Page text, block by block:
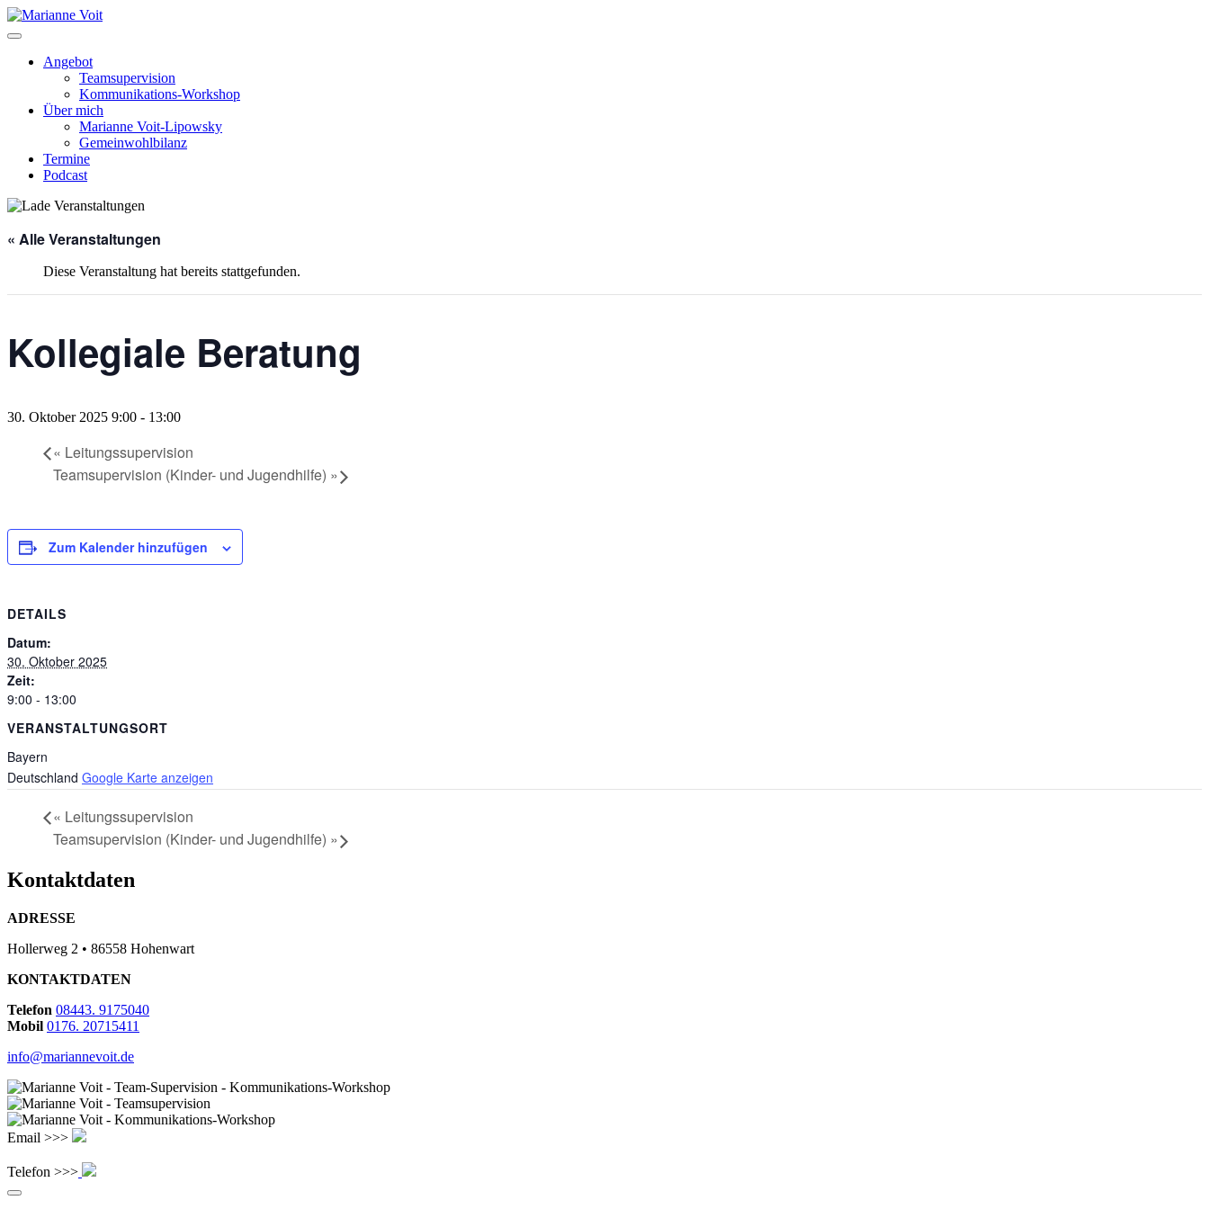
Skip
to
Angebot
Teamsupervision
Kommunikations-Workshop
Über mich
Marianne Voit-Lipowsky
Gemeinwohlbilanz
Termine
Podcast
« Alle Veranstaltungen
Diese Veranstaltung hat bereits stattgefunden.
Kollegiale Beratung
30. Oktober 2025 9:00 - 13:00
« Leitungssupervision
Teamsupervision (Kinder- und Jugendhilfe) »
Zum Kalender hinzufügen
DETAILS
Datum:
30. Oktober 2025
Zeit:
9:00 - 13:00
VERANSTALTUNGSORT
Bayern
Deutschland Google Karte anzeigen
« Leitungssupervision
Teamsupervision (Kinder- und Jugendhilfe) »
Kontaktdaten
ADRESSE
Hollerweg 2 • 86558 Hohenwart
KONTAKTDATEN
Telefon 08443. 9175040
Mobil 0176. 20715411
info@mariannevoit.de
Email >>>
Telefon >>>